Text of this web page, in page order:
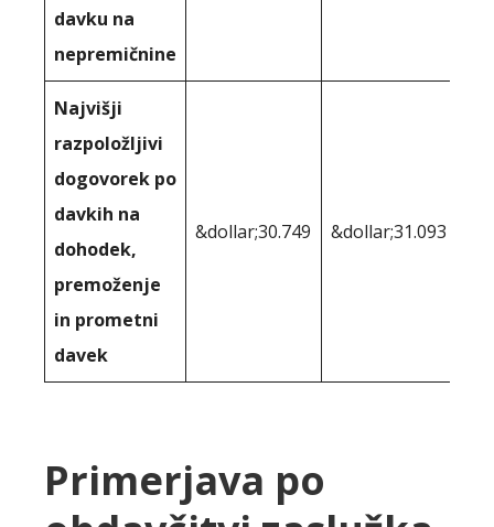
davku na
nepremičnine
Najvišji
razpoložljivi
dogovorek po
davkih na
dohodek,
premoženje
in prometni
davek
&dollar;30.749 &dollar;31.093
Primerjava po